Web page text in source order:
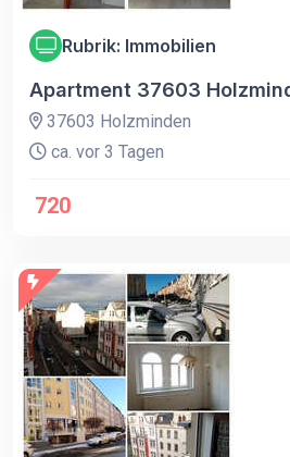
Rubrik: Immobilien
Apartment 37603
37603 Holzminden
ca. vor 3 Tagen
720